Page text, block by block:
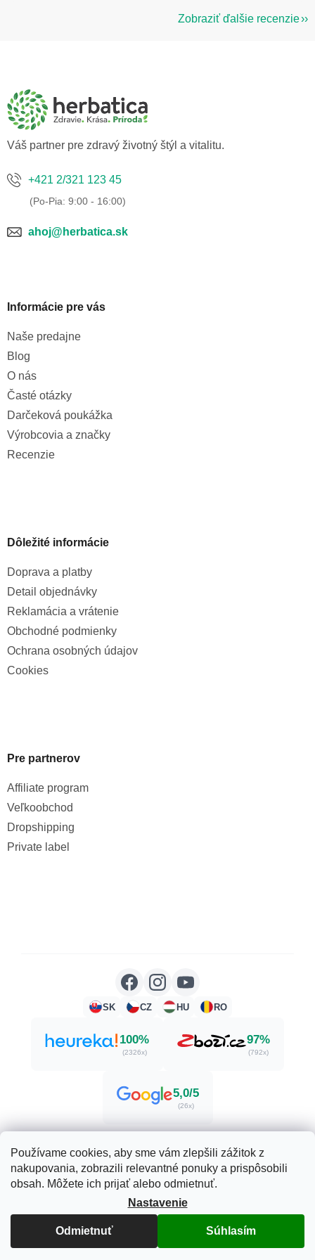
Používame cookies, aby sme vám zlepšili zážitok z
nakupovania, zobrazili relevantné ponuky a prispôsobili
obsah. Môžete ich prijať alebo odmietnuť.
Nastavenie
Odmietnuť Súhlasím
Zobraziť ďalšie recenzie
Váš partner pre zdravý životný štýl a vitalitu.
+421 2/321 123 45
ahoj@herbatica.sk
Informácie pre vás
Naše predajne
Blog
O nás
Časté otázky
Darčeková poukážka
Výrobcovia a značky
Recenzie
Dôležité informácie
Doprava a platby
Detail objednávky
Reklamácia a vrátenie
Obchodné podmienky
Ochrana osobných údajov
Cookies
Pre partnerov
Affiliate program
Veľkoobchod
Dropshipping
Private label
SK CZ HU RO
100%
(2326x)
97%
(792x)
5,0/5
(26x)
Vytvoril Shoptet
Copyright 2026Herbatica.sk. Všetky práva vyhradené.
Upraviť nastavenie cookies